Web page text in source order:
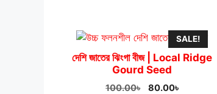
SALE!
দেশি জাতের ঝিংগা বীজ | Local Ridge
Gourd Seed
100.00৳
Original
80.00৳Current